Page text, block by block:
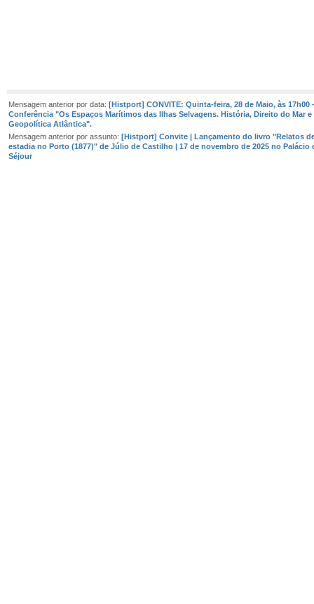
Mensagem anterior por data: [Histport] CONVITE: Quinta-feira, 28 de Maio, às 17h00 -
Conferência "Os Espaços Marítimos das Ilhas Selvagens. História, Direito do Mar e
Geopolítica Atlântica".
Mensagem anterior por assunto: [Histport] Convite | Lançamento do livro "Relatos
estadia no Porto (1877)" de Júlio de Castilho | 17 de novembro de 2025 no Palácio
Séjour